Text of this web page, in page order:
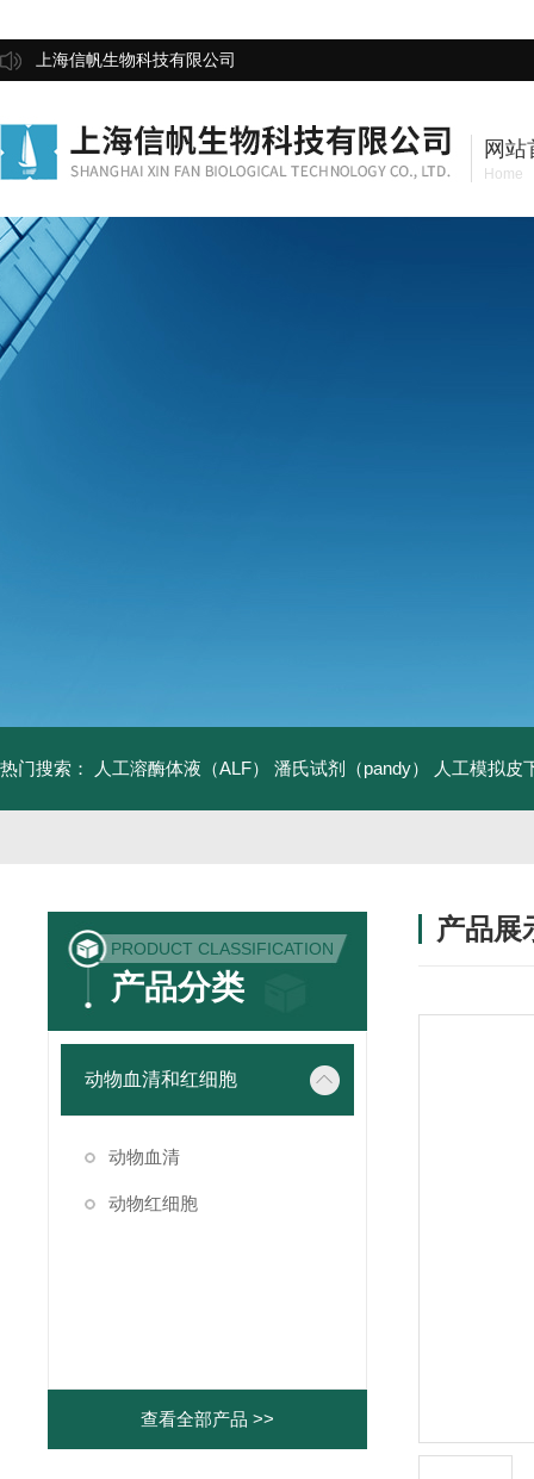
上海信帆生物科技有限公司
网站
Home
热门搜索： 人工溶酶体液（ALF） 潘氏试剂（pandy） 人工模拟皮
PRODUCT CLASSIFICATION
产品分类
动物血清和红细胞
动物血清
动物红细胞
查看全部产品 >>
产品展